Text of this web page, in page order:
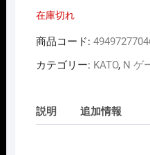
在庫切れ
商品コード:
カテゴリー: KATO, N ゲ
説明 追加情報